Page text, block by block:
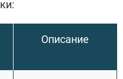
Описание